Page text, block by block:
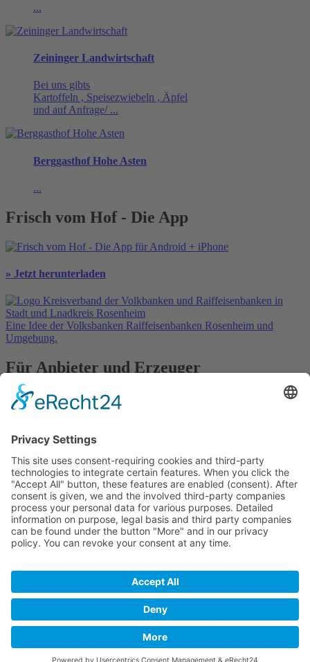
...
Zeininger Landwirtschaft
Bei uns gibts
Kartoffeln , Speisezwiebeln , Äpfel
und auf Anfrage/ ...
Berggasthof Hohe Asten
...
Frisch vom Hof - Die App
» Jetzt herunterladen
Eine Idee der Volksbanken Raiffeisenbanken Rosenheim und
Umgebung.
Für Anbieter und Erzeuger
» Ihre Werbung
In Kooperation mit
Kontakt
Registrieren
Ihre Werbung bei Frisch vom Hof
Frisch vom Hof - Die App
© Verein zur Förderung der Regionalentwicklung im Raum
Rosenheim e.V. (RegRo)